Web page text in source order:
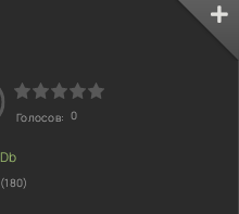
Голосов: 0
(180)